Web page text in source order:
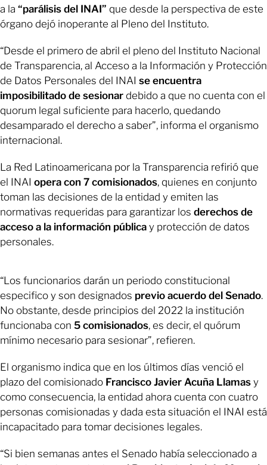
a la “parálisis del INAI” que desde la perspectiva de este
órgano dejó inoperante al Pleno del Instituto.
“Desde el primero de abril el pleno del Instituto Nacional
de Transparencia, al Acceso a la Información y Protección
de Datos Personales del INAI se encuentra
imposibilitado de sesionar debido a que no cuenta con el
quorum legal suficiente para hacerlo, quedando
desamparado el derecho a saber”, informa el organismo
internacional.
La Red Latinoamericana por la Transparencia refirió que
el INAI opera con 7 comisionados, quienes en conjunto
toman las decisiones de la entidad y emiten las
normativas requeridas para garantizar los derechos de
acceso a la información pública y protección de datos
personales.
“Los funcionarios darán un periodo constitucional
especifico y son designados previo acuerdo del Senado.
No obstante, desde principios del 2022 la institución
funcionaba con 5 comisionados, es decir, el quórum
mínimo necesario para sesionar”, refieren.
El organismo indica que en los últimos días venció el
plazo del comisionado Francisco Javier Acuña Llamas y
como consecuencia, la entidad ahora cuenta con cuatro
personas comisionadas y dada esta situación el INAI está
incapacitado para tomar decisiones legales.
“Si bien semanas antes el Senado había seleccionado a